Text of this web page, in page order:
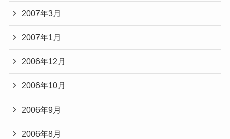
2007年3月
2007年1月
2006年12月
2006年10月
2006年9月
2006年8月